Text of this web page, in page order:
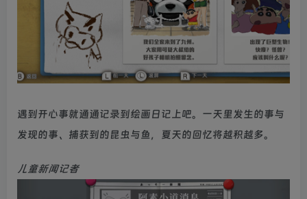
遇到开心事就通通记录到绘画日记上吧。一天里发生的事与
发现的事、捕获到的昆虫与鱼，夏天的回忆将越积越多。
儿童新闻记者